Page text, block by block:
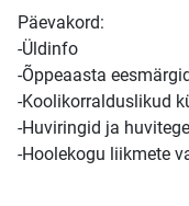
Päevakord:
-Üldinfo
-Õppeaasta
-Koolikorralduslikud
-Huviringid ja
-Hoolekogu liikmete